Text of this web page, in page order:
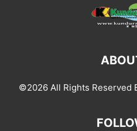
©2026 All Rights Reserved